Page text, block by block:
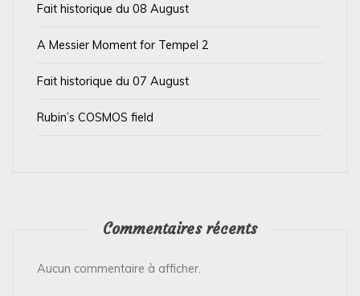
Fait historique du 08 August
A Messier Moment for Tempel 2
Fait historique du 07 August
Rubin’s COSMOS field
Commentaires récents
Aucun commentaire à afficher.